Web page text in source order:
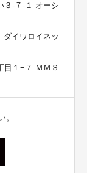
３-７-１ オーシ
ダイワロイネッ
目１−７ ＭＭＳ
。